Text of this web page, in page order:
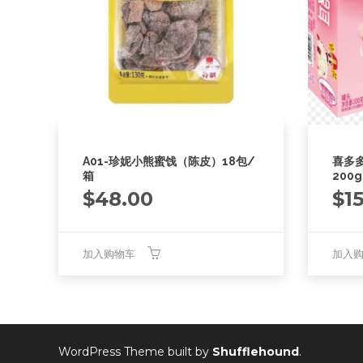
A01-珍妮小熊蜜饯（陈皮）18包/
箱
$48.00
加入购物车
喜多
$
加入
WordPress Theme built by Shufflehound.